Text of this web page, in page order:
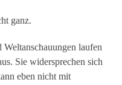
ganz.
laufen
Sie widersprechen sich
eben nicht mit